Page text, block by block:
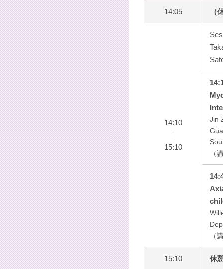
14:05
14:10
｜
15:10
Jin
（
（
15:10 休